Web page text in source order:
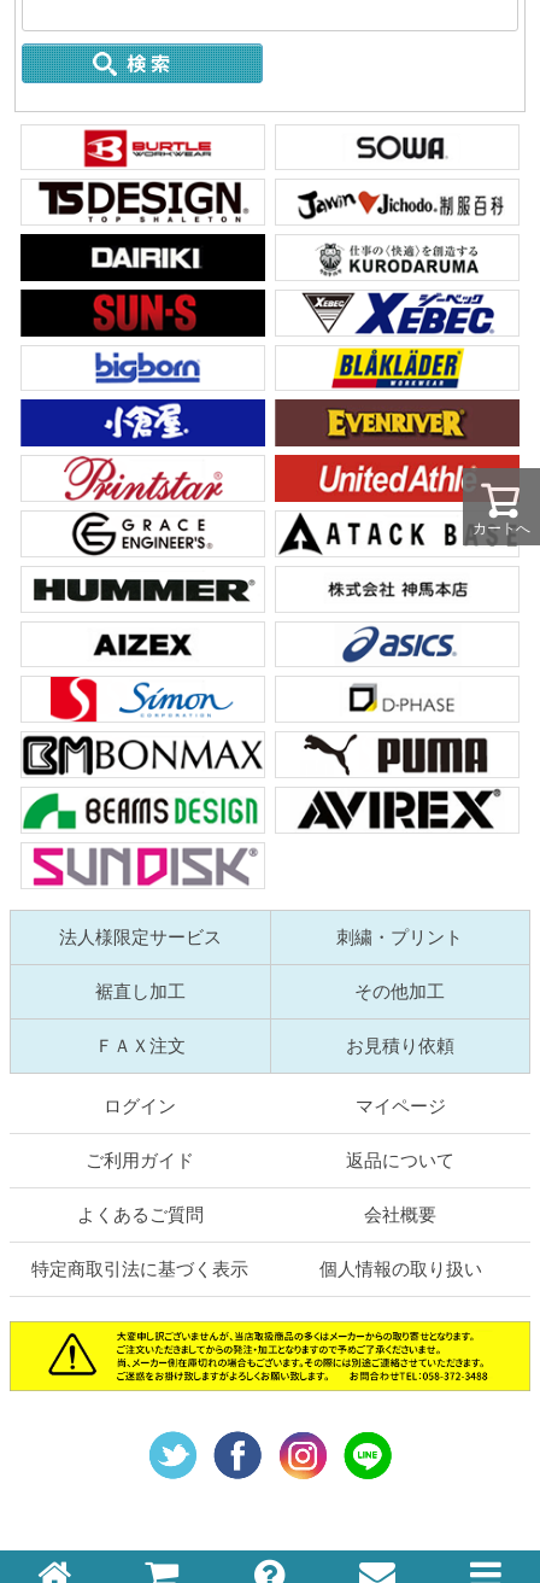
法人様限定サービス 刺繍・プリント
裾直し加工 その他加工
ＦＡＸ注文 お見積り依頼
ログイン マイページ
ご利用ガイド 返品について
よくあるご質問 会社概要
特定商取引法に基づく表示 個人情報の取り扱い
カートへ